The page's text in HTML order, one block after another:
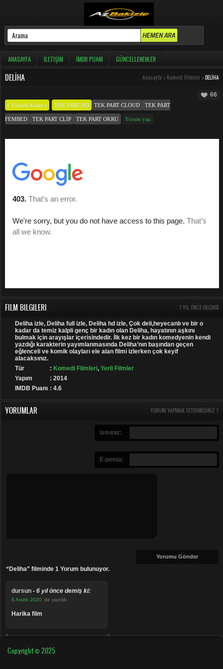
ANASAYFA İLETIŞIM İMDB PUANI GÜNCELLENENLER
DELIHA Anasayfa > Komedi Filmleri > DELIHA
66
( Yüksek Kalite ) TEK PART HD TEK PART CLOUD TEK PART
FEMBED TEK PART CLIP TEK PART OKRU Yorum yap
FILM BILGILERI 7 YIL ÖNCE EKLENDI
Deliha izle, Deliha full izle, Deliha hd izle, Çok deli,heyecanlı ve bir o
kadar da temiz kalpli genç bir kadın olan Deliha, hayatının aşkını
bulmak için arayışlar içerisindedir. İlk kez bir kadın komedyenin kendi
yazdığı karakterin yayımlanmasında Deliha’nın başından geçen
eğlenceli ve komik olayları ele alan filmi izlerken çok keyif
alacaksınız.
Tür
: Komedi Filmleri, Yerli Filmler
Yapım
: 2014
IMDB Puanı : 4.6
YORUMLAR YORUM YAPMAK ISTERMISINIZ ?
isminiz:
E-posta:
“Deliha” filminde 1 Yorum bulunuyor.
dursun - 6 yıl önce demiş ki:
6 Aralık 2020 'de yazıldı.
harika film
Copyright © 2025